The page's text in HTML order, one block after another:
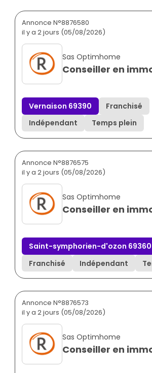
Annonce N°8876580
il y a 2 jours (05/08/2026)
Sas Optimhome
Conseiller en
Vernaison 69390
Franchisé
Indépendant
Temps plein
Annonce N°8876575
il y a 2 jours (05/08/2026)
Sas Optimhome
Conseiller en
Saint-symphorien-d'ozon 69360
Franchisé
Indépendant
Annonce N°8876573
il y a 2 jours (05/08/2026)
Sas Optimhome
Conseiller en